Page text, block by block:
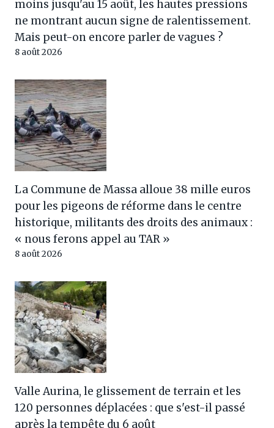
moins jusqu'au 15 août, les hautes pressions
ne montrant aucun signe de ralentissement.
Mais peut-on encore parler de vagues ?
8 août 2026
La Commune de Massa alloue 38 mille euros
pour les pigeons de réforme dans le centre
historique, militants des droits des animaux :
« nous ferons appel au TAR »
8 août 2026
Valle Aurina, le glissement de terrain et les
120 personnes déplacées : que s'est-il passé
après la tempête du 6 août